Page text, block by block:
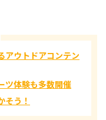
アウトドアコンテン
ツ体験も多数開催
そう！